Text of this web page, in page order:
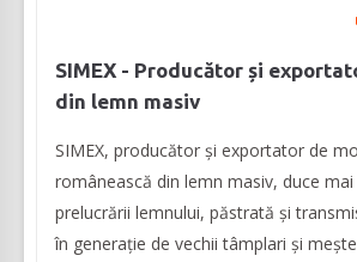
SIMEX - Producător și
din lemn masiv
SIMEX, producător și exportator de
românească din lemn masiv, duce
prelucrării lemnului, păstrată și
în generație de vechii tâmplari și